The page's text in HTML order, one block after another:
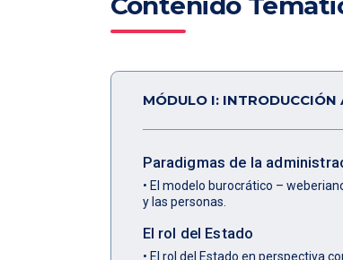
MÓDULO I: INTRODUCCIÓN
Paradigmas de la
• El modelo burocrático –
y las personas.
El rol del Estado
• El rol del Estado en perspectiva